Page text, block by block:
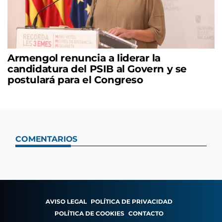
Armengol renuncia a liderar la
candidatura del PSIB al Govern y se
postulará para el Congreso
COMENTARIOS
AVISO LEGAL POLÍTICA DE PRIVACIDAD
POLÍTICA DE COOKIES CONTACTO